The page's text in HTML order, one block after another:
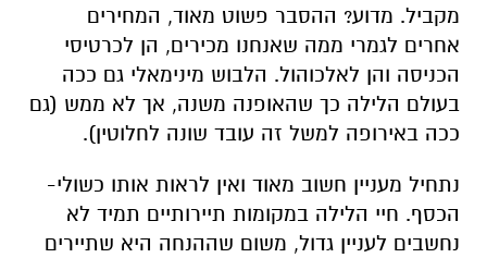
מקביל. מדוע? ההסבר פשוט מאוד, המחירים
אחרים לגמרי ממה שאנחנו מכירים, הן לכרטיסי
הכניסה והן לאלכוהול. הלבוש מינימאלי גם ככה
בעולם הלילה כך שהאופנה משנה, אך לא ממש (גם
ככה באירופה למשל זה עובד שונה לחלוטין).
נתחיל מעניין חשוב מאוד ואין לראות אותו כשולי-
הכסף. חיי הלילה במקומות תיירותיים תמיד לא
נחשבים לעניין גדול, משום שההנחה היא שתיירים